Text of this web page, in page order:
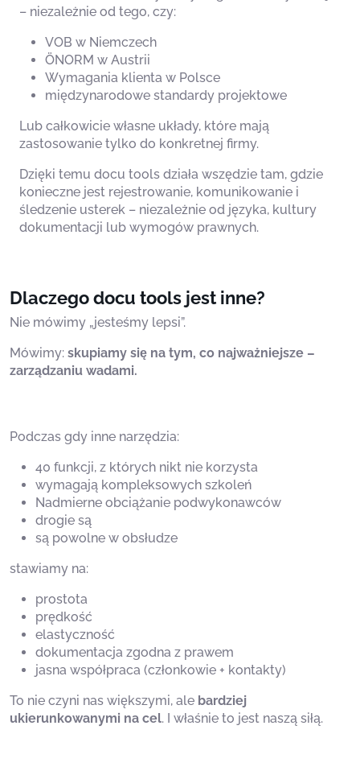
– niezależnie od tego, czy:
VOB w Niemczech
ÖNORM w Austrii
Wymagania klienta w Polsce
międzynarodowe standardy projektowe
Lub całkowicie własne układy, które mają
zastosowanie tylko do konkretnej firmy.
Dzięki temu docu tools działa wszędzie tam, gdzie
konieczne jest rejestrowanie, komunikowanie i
śledzenie usterek – niezależnie od języka, kultury
dokumentacji lub wymogów prawnych.
Dlaczego docu tools jest inne?
Nie mówimy „jesteśmy lepsi”.
Mówimy: skupiamy się na tym, co najważniejsze –
zarządzaniu wadami.
Podczas gdy inne narzędzia:
40 funkcji, z których nikt nie korzysta
wymagają kompleksowych szkoleń
Nadmierne obciążanie podwykonawców
drogie są
są powolne w obsłudze
stawiamy na:
prostota
prędkość
elastyczność
dokumentacja zgodna z prawem
jasna współpraca (członkowie + kontakty)
To nie czyni nas większymi, ale bardziej
ukierunkowanymi na cel. I właśnie to jest naszą siłą.